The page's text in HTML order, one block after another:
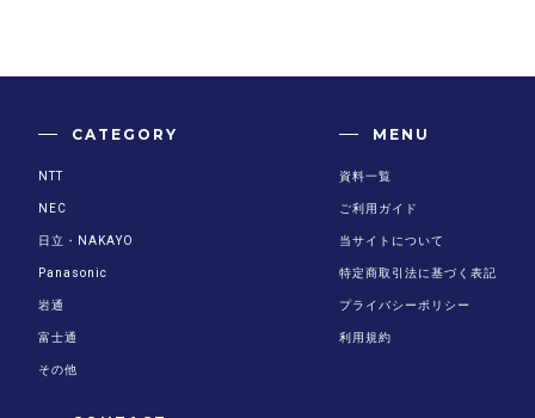
CATEGORY
NTT
NEC
日立・NAKAYO
Panasonic
岩通
富士通
その他
MENU
資料一覧
ご利用ガイド
当サイトについて
特定商取引法に基づく表記
プライバシーポリシー
利用規約